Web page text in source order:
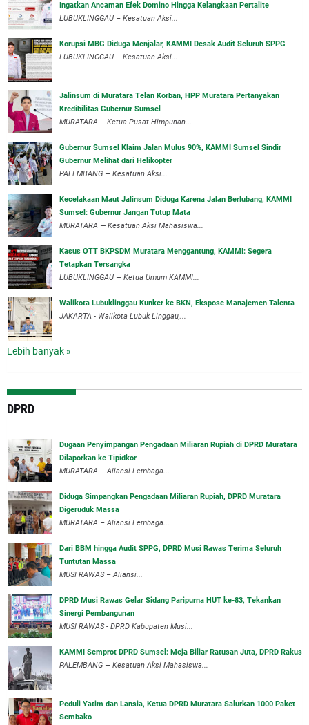
Ingatkan Ancaman Efek Domino Hingga Kelangkaan Pertalite
‎LUBUKLINGGAU – Kesatuan Aksi...
Korupsi MBG Diduga Menjalar, KAMMI Desak Audit Seluruh SPPG
‎LUBUKLINGGAU – Kesatuan Aksi...
‎Jalinsum di Muratara Telan Korban, HPP Muratara Pertanyakan
Kredibilitas Gubernur Sumsel
MURATARA – Ketua Pusat Himpunan...
‎Gubernur Sumsel Klaim Jalan Mulus 90%, KAMMI Sumsel Sindir
Gubernur Melihat dari Helikopter
‎PALEMBANG — Kesatuan Aksi...
‎Kecelakaan Maut Jalinsum Diduga Karena Jalan Berlubang, KAMMI
Sumsel: Gubernur Jangan Tutup Mata
‎MURATARA — Kesatuan Aksi Mahasiswa...
‎Kasus OTT BKPSDM Muratara Menggantung, KAMMI: Segera
Tetapkan Tersangka
‎LUBUKLINGGAU — Ketua Umum KAMMI...
Walikota Lubuklinggau Kunker ke BKN, Ekspose Manajemen Talenta
JAKARTA - Walikota Lubuk Linggau,...
Lebih banyak »
DPRD
‎Dugaan Penyimpangan Pengadaan Miliaran Rupiah di DPRD Muratara
Dilaporkan ke Tipidkor
‎MURATARA – Aliansi Lembaga...
Diduga Simpangkan Pengadaan Miliaran Rupiah, DPRD Muratara
Digeruduk Massa
‎MURATARA – Aliansi Lembaga...
Dari BBM hingga Audit SPPG, DPRD Musi Rawas Terima Seluruh
Tuntutan Massa
MUSI RAWAS – Aliansi...
DPRD Musi Rawas Gelar Sidang Paripurna HUT ke-83, Tekankan
Sinergi Pembangunan
MUSI RAWAS - DPRD Kabupaten Musi...
KAMMI Semprot DPRD Sumsel: Meja Biliar Ratusan Juta, DPRD Rakus
PALEMBANG — Kesatuan Aksi Mahasiswa...
Peduli Yatim dan Lansia, Ketua DPRD Muratara Salurkan 1000 Paket
Sembako